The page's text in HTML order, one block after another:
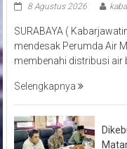
8 Agustus 2026
SURABAYA (
mendesak Perumda Air
membenahi distribusi air
Selengkapnya